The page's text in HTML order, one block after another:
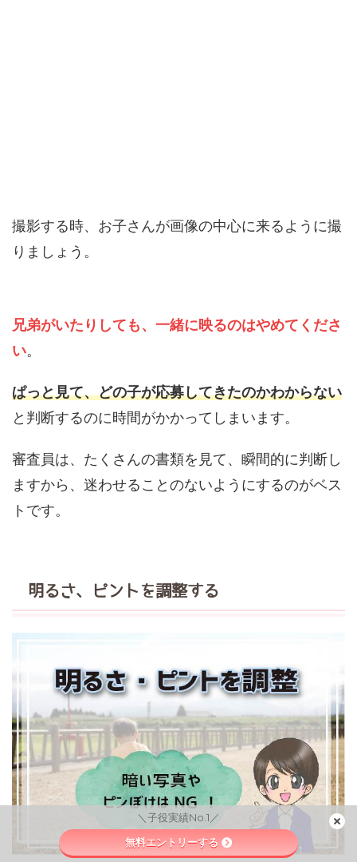
撮影する時、お子さんが画像の中心に来るように撮
りましょう。
兄弟がいたりしても、一緒に映るのはやめてくださ
い。
ぱっと見て、どの子が応募してきたのかわからない
と判断するのに時間がかかってしまいます。
審査員は、たくさんの書類を見て、瞬間的に判断し
ますから、迷わせることのないようにするのがベス
トです。
明るさ、ピントを調整する
＼子役実績No.1／
無料エントリーする